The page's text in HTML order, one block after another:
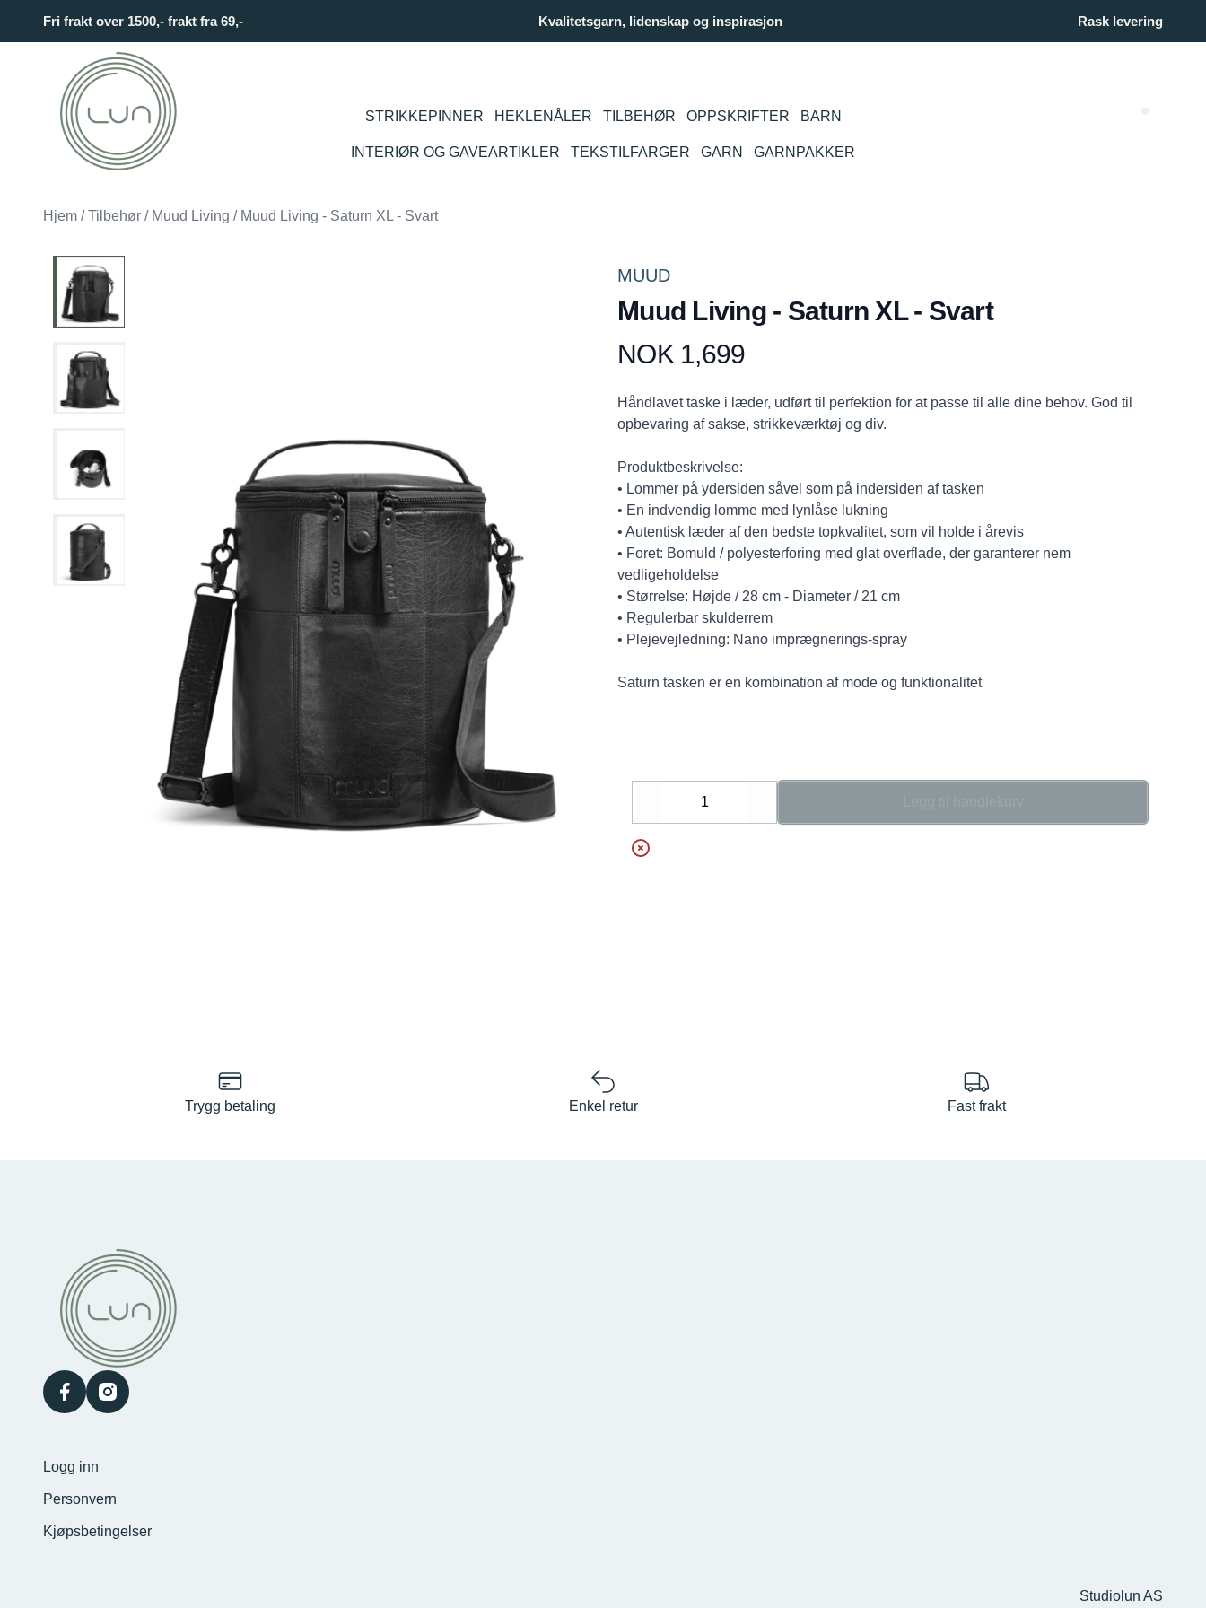
Fri frakt over 1500,- frakt fra 69,- Kvalitetsgarn, lidenskap og inspirasjon Rask levering
STRIKKEPINNER HEKLENÅLER TILBEHØR OPPSKRIFTER BARN
INTERIØR OG GAVEARTIKLER TEKSTILFARGER GARN GARNPAKKER
Hjem / Tilbehør / Muud Living / Muud Living - Saturn XL - Svart
MUUD
Muud Living - Saturn XL - Svart
Produktdetaljer
NOK 1,699
Description
Håndlavet taske i læder, udført til perfektion for at passe til alle dine behov. God til
opbevaring af sakse, strikkeværktøj og div.
Produktbeskrivelse:
• Lommer på ydersiden såvel som på indersiden af tasken
• En indvendig lomme med lynlåse lukning
• Autentisk læder af den bedste topkvalitet, som vil holde i årevis
• Foret: Bomuld / polyesterforing med glat overflade, der garanterer nem
vedligeholdelse
• Størrelse: Højde / 28 cm - Diameter / 21 cm
• Regulerbar skulderrem
• Plejevejledning: Nano imprægnerings-spray
Saturn tasken er en kombination af mode og funktionalitet
Decrease
Trygg betaling Enkel retur Fast frakt
facebookinstagram
Logg inn
Personvern
Kjøpsbetingelser
Studiolun AS